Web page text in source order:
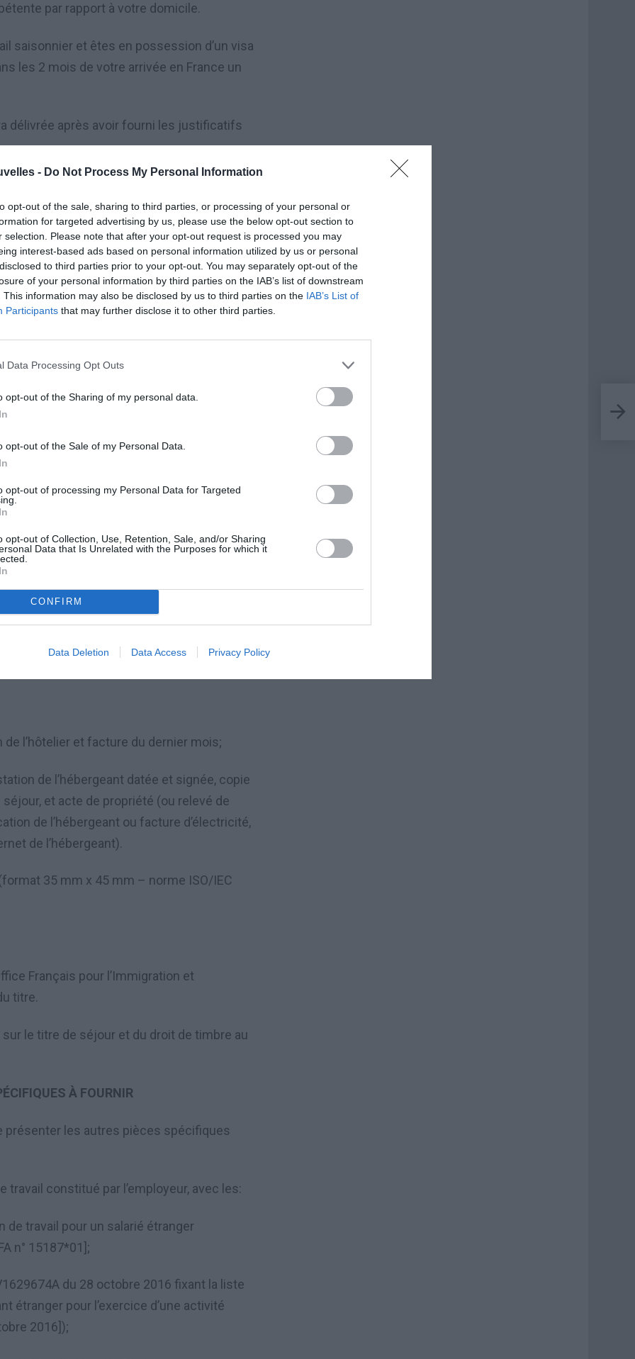
- Do Not Process My Personal Information
opt-out of the sale, sharing to third parties, or processing of your personal or
for targeted advertising by us, please use the below opt-out section to
selection. Please note that after your opt-out request is processed you may
interest-based ads based on personal information utilized by us or personal
to third parties prior to your opt-out. You may separately opt-out of the
of your personal information by third parties on the IAB’s list of downstream
This information may also be disclosed by us to third parties on the IAB’s List of
Participants that may further disclose it to other third parties.
Data Processing Opt Outs
opt-out of the Sharing of my personal data.
opt-out of the Sale of my Personal Data.
opt-out of processing my Personal Data for Targeted
opt-out of Collection, Use, Retention, Sale, and/or Sharing
Data that Is Unrelated with the Purposes for which it
CONFIRM
Data Deletion Data Access Privacy Policy
par rapport à votre domicile.
saisonnier et êtes en possession d’un visa
les 2 mois de votre arrivée en France un
délivrée après avoir fourni les justificatifs
pour une demande de carte de séjour
la suivante:
mois et portant mention de l’article du
Étrangers et du Droit d’Asile) relatif au
é :
aux dates de validité, aux cachets d’entrée
ou copie intégrale d’acte de naissance;
enfants) carte de séjour de votre conjoint
ou extraits d’acte de naissance des
à la situation au moment de la
de 3 mois:
phone fixe, accèsàinternet);
de 3 mois ou quittance de loyer;
l ’hôtelier et facture du dernier mois;
de l’hébergeant datée et signée, copie
séjour, et acte de propriété (ou relevé de
de l’hébergeant ou facture d’électricité,
de l’hébergeant).
35 mm x 45 mm – norme ISO/IEC
Français pour l’Immigration et
titre.
le titre de séjour et du droit de timbre au
À FOURNIR
présenter les autres pièces spécifiques
travail constitué par l ’employeur, avec les:
de travail pour un salarié étranger
n° 15187*01];
du 28 octobre 2016 fixant la liste
étranger pour l ’exercice d’une activité
2016]);